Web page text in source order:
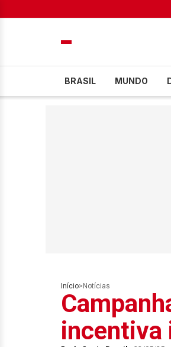
BRASIL MUNDO
Início> Notícias
incentiva